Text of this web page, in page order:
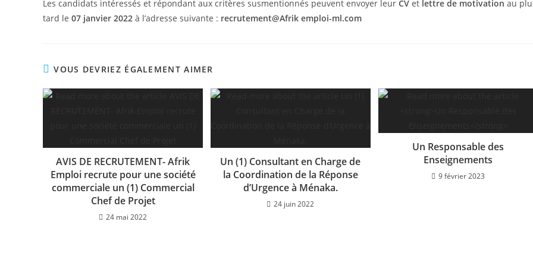
Les candidats intéressés et répondant aux critères susmentionnés peuvent envoyer leur CV et lettre de motivation au
tard le 07 janvier 2022 à l’adresse suivante : recrutement@Afrik emploi-ml.com
VOUS DEVRIEZ ÉGALEMENT AIMER
AVIS DE RECRUTEMENT- Afrik
Emploi recrute pour une société
commerciale un (1) Commercial
Chef de Projet
24 mai 2022
Un (1) Consultant en Charge de
la Coordination de la Réponse
d’Urgence à Ménaka.
24 juin 2022
Un Responsable des
Enseignements
9 février 2023